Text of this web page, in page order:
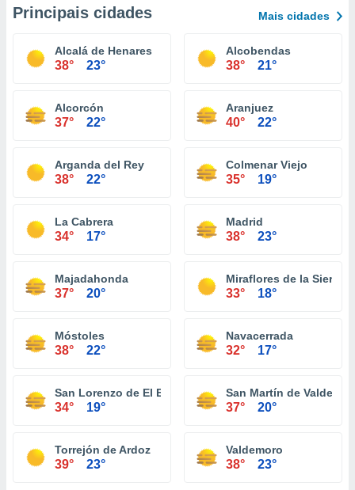
Principais cidades Mais cidades
Alcalá de Henares
38° 23°
Alcobendas
38° 21°
Alcorcón
37° 22°
Aranjuez
40° 22°
Arganda del Rey
38° 22°
Colmenar Viejo
35° 19°
La Cabrera
34° 17°
Madrid
38° 23°
Majadahonda
37° 20°
Miraflores de la Sierra
33° 18°
Móstoles
38° 22°
Navacerrada
32° 17°
San Lorenzo de El Escorial
34° 19°
San Martín de
37° 20°
Torrejón de Ardoz
39° 23°
Valdemoro
38° 23°